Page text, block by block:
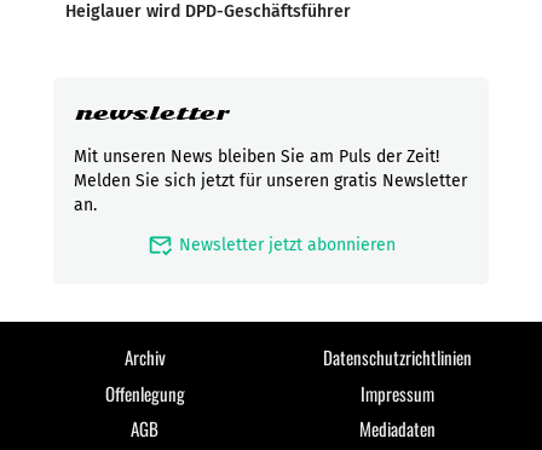
Heiglauer wird DPD-Geschäftsführer
newsletter
Mit unseren News bleiben Sie am Puls der Zeit!
Melden Sie sich jetzt für unseren gratis Newsletter
an.
mark_email_read Newsletter jetzt abonnieren
Archiv
Datenschutzrichtlinien
Offenlegung
Impressum
AGB
Mediadaten